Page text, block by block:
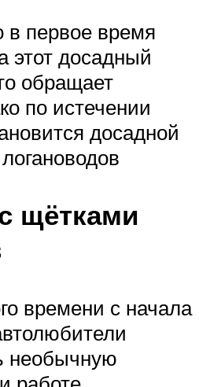
в первое время
этот досадный
обращает
по истечении
досадной
щётками
времени с начала
необычную